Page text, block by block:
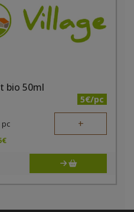
bio 50ml
5€/pc
pc +
€